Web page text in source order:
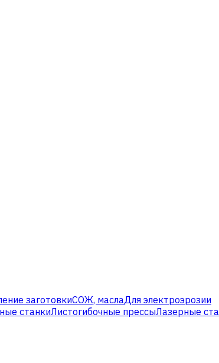
заготовкиСОЖ, маслаДля электроэрозии
станкиЛистогибочные прессыЛазерные